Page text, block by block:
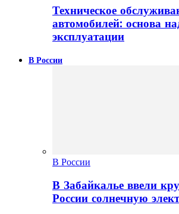
Техническое
автомобилей: основа
эксплуатации
В России
В России
В Забайкалье ввели
России солнечную